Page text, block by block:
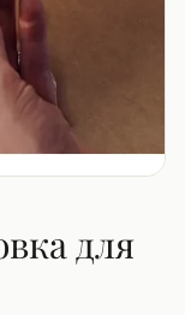
для